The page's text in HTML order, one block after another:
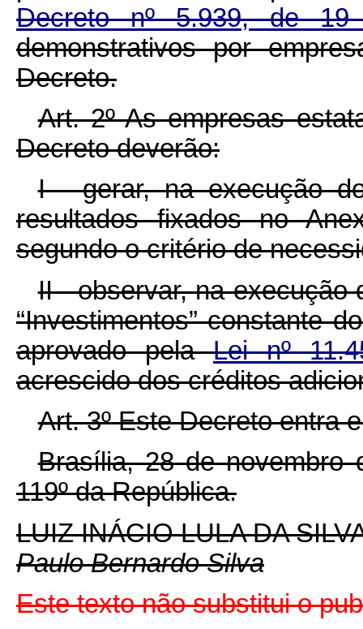
Decreto nº 5.939, de
demonstrativos por
Decreto.
Art. 2º As empresas
Decreto deverão:
I - gerar, na execução
resultados fixados no
segundo o critério de
II - observar, na execução
“Investimentos” constante
aprovado pelaLei nº
acrescido dos créditos
Art. 3º Este Decreto entra
Brasília, 28 de novembro
119º da República.
LUIZ INÁCIO LULA DA
Paulo Bernardo Silva
Este texto não substitui o